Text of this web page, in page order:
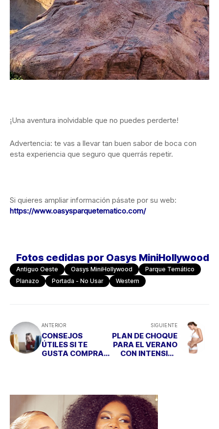
¡Una aventura inolvidable que no puedes perderte!
Advertencia: te vas a llevar tan buen sabor de boca con
esta experiencia que seguro que querrás repetir.
Si quieres ampliar información pásate por su web:
https://www.oasysparquetematico.com/
Fotos cedidas por Oasys MiniHollywood
Antiguo Oeste Oasys MiniHollywood
Parque Temático
Planazo
Portada - No Usar Western
ANTERIOR
CONSEJOS
ÚTILES SI TE
GUSTA COMPRAR
SIGUIENTE
PLAN DE CHOQUE
PARA EL VERANO
CON INTENSIVE